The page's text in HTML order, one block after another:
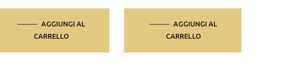
AGGIUNGI AL
CARRELLO
AGGIUNGI AL
CARRELLO